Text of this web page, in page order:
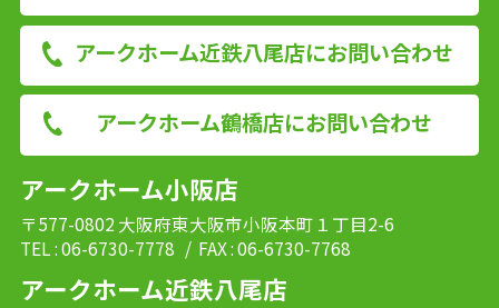
アークホーム近鉄八尾店にお問い合わせ
アークホーム鶴橋店にお問い合わせ
アークホーム小阪店
〒577-0802 大阪府東大阪市小阪本町１丁目2-6
TEL : 06-6730-7778 / FAX : 06-6730-7768
アークホーム近鉄八尾店